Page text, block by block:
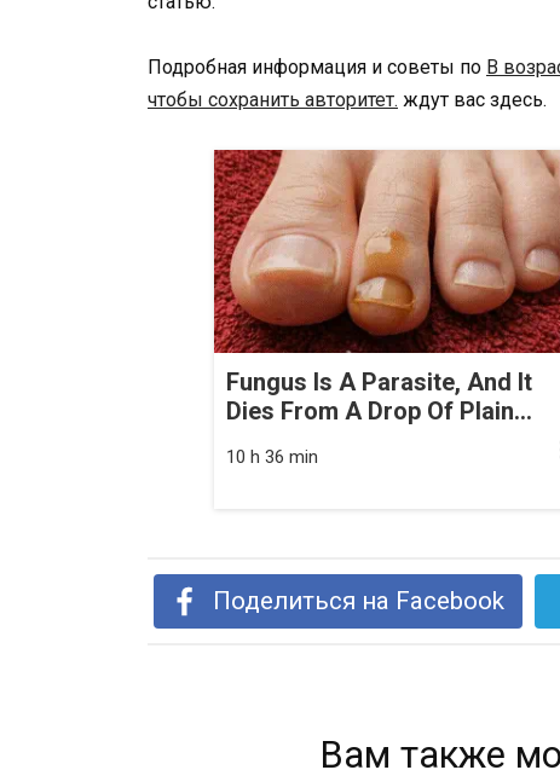
Подробная информация и советы по В
чтобы сохранить авторитет. ждут вас здесь.
Fungus Is A Parasite, And It
Dies From A Drop Of Plain...
10 h 36 min
Поделиться на Facebook
Вам также